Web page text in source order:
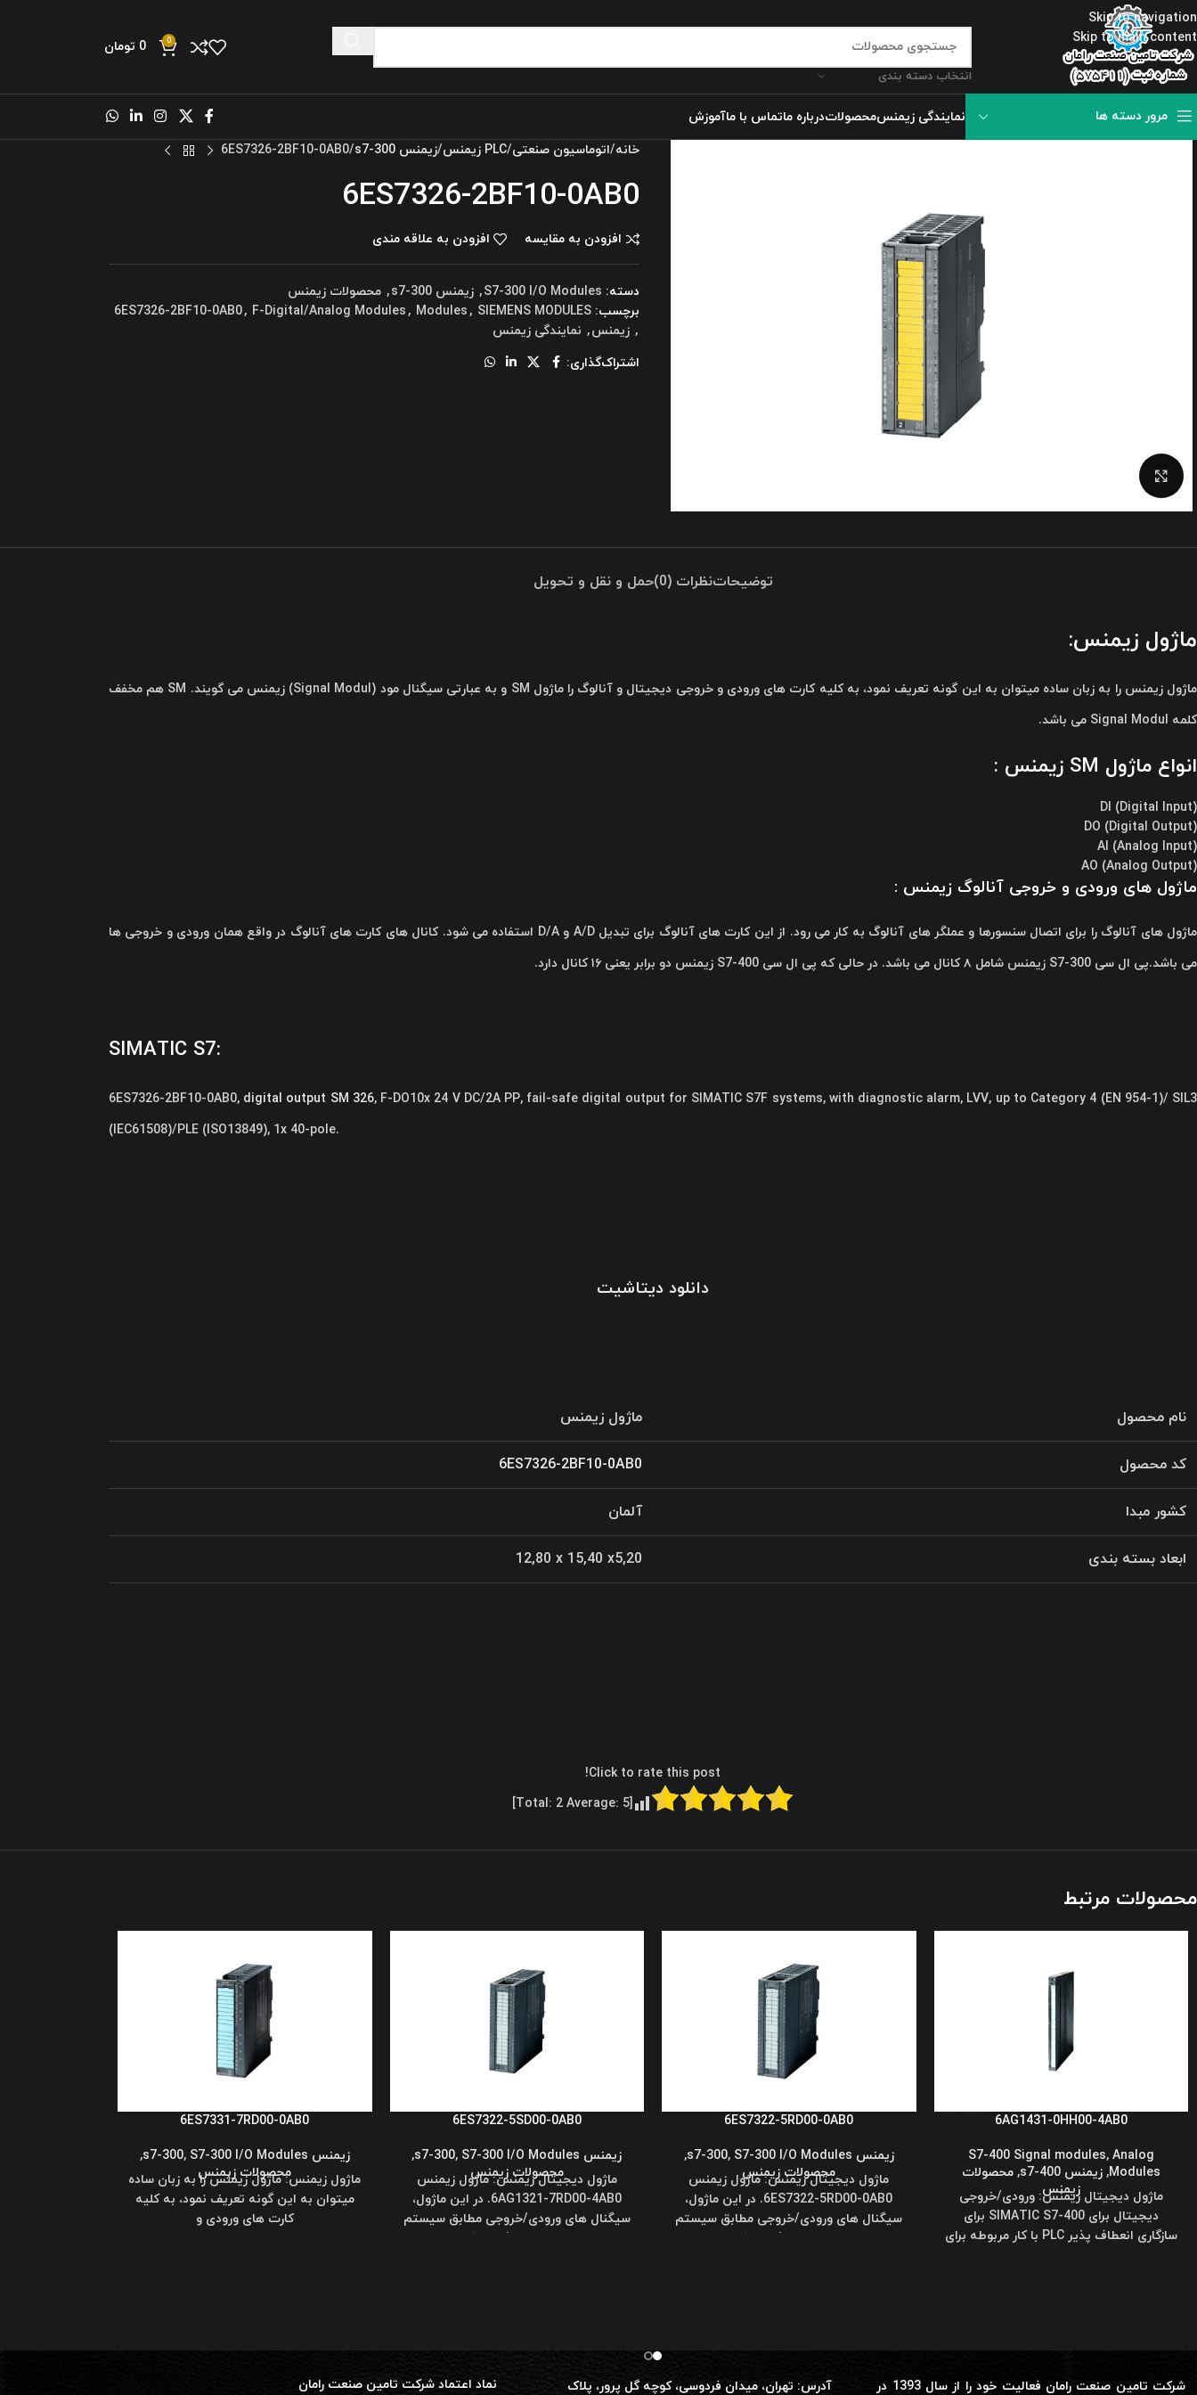
Skip to navigation
Skip to main content
انتخاب دسته بندی
0
0 تومان
مرور دسته ها نمایندگی زیمنسمحصولاتدرباره ماتماس با ماآموزش
خانه اتوماسیون صنعتی PLC زیمنس زیمنس s7-300 6ES7326-2BF10-0AB0
6ES7326-2BF10-0AB0
افزودن به مقایسه افزودن به علاقه مندی
دسته: S7-300 I/O Modules
, زیمنس s7-300 , محصولات زیمنس
برچسب:
6ES7326-2BF10-0AB0, F-Digital/Analog Modules, Modules, SIEMENS MODULES
, زیمنس, نمایندگی زیمنس
اشتراک‌گذاری:
توضیحاتنظرات (0) حمل و نقل و تحویل
ماژول زیمنس:
ماژول زیمنس را به زبان ساده میتوان به این گونه تعریف نمود، به کلیه کارت های ورودی و خروجی دیجیتال و آنالوگ را ماژول SM و به عبارتی سیگنال مود (Signal Modul) زیمنس می گویند. SM هم مخفف
کلمه Signal Modul می باشد.
انواع ماژول SM زیمنس :
(Digital Input) DI
(Digital Output) DO
(Analog Input) AI
(Analog Output) AO
ماژول های ورودی و خروجی آنالوگ زیمنس :
ماژول های آنالوگ را برای اتصال سنسورها و عملگر های آنالوگ به کار می رود. از این کارت های آنالوگ برای تبدیل A/D و D/A استفاده می شود. کانال های کارت های آنالوگ در واقع همان ورودی و خروجی ها
می باشد.پی ال سی S7-300 زیمنس شامل ۸ کانال می باشد. در حالی که پی ال سی S7-400 زیمنس دو برابر یعنی ۱۶ کانال دارد.
SIMATIC S7:
6ES7326-2BF10-0AB0, digital output SM 326, F-DO10x 24 V DC/2A PP, fail-safe digital output for SIMATIC S7F systems, with diagnostic alarm, LVV, up to Category 4 (EN 954-1)/ SIL3
(IEC61508)/PLE (ISO13849), 1x 40-pole.
دانلود دیتاشیت
نام محصول ماژول زیمنس
کد محصول 6ES7326-2BF10-0AB0
کشور مبدا آلمان
ابعاد بسته بندی 12,80 x 15,40 x5,20
Click to rate this post!
[Total:
2 Average: 5
]
محصولات مرتبط
6AG1431-0HH00-4AB0
S7-400 Signal modules, Analog
Modules
,زیمنس s7-400 ,محصولات
زیمنس
ماژول دیجیتال زیمنس: ورودی/خروجی
دیجیتال برای SIMATIC S7-400 برای
سازگاری انعطاف پذیر PLC با کار مربوطه برای
6ES7322-5RD00-0AB0
زیمنس s7-300 , S7-300 I/O Modules
,
محصولات زیمنس
ماژول دیجیتال زیمنس: ماژول زیمنس
6ES7322-5RD00-0AB0. در این ماژول،
سیگنال های ورودی/خروجی مطابق سیستم
باینری کار می کنند (یعنی فقط مقدار
6ES7322-5SD00-0AB0
زیمنس s7-300 , S7-300 I/O Modules
,
محصولات زیمنس
ماژول دیجیتال زیمنس: ماژول زیمنس
6AG1321-7RD00-4AB0. در این ماژول،
سیگنال های ورودی/خروجی مطابق سیستم
باینری کار می کنند (یعنی فقط مقدار
6ES7331-7RD00-0AB0
زیمنس s7-300 , S7-300 I/O Modules
,
محصولات زیمنس
ماژول زیمنس: ماژول زیمنس را به زبان ساده
میتوان به این گونه تعریف نمود، به کلیه
کارت های ورودی و
شرکت تامین صنعت رامان فعالیت خود را از سال 1393 در آدرس: تهران، میدان فردوسی، کوچه گل پرور، پلاک نماد اعتماد شرکت تامین صنعت رامان